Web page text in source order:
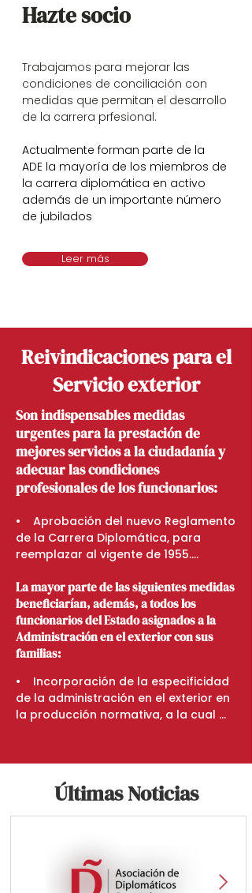
Hazte socio
Trabajamos para mejorar las
condiciones de conciliación con
medidas que permitan el desarrollo
de la carrera prfesional.
Actualmente forman parte de la
ADE la mayoría de los miembros de
la carrera diplomática en activo
además de un importante número
de jubilados
Leer más
Reivindicaciones para el
Servicio exterior
Son indispensables medidas
urgentes para la prestación de
mejores servicios a la ciudadanía y
adecuar las condiciones
profesionales de los funcionarios:
​​•    Aprobación del nuevo Reglamento
de la Carrera Diplomática, para
reemplazar al vigente de 1955.
•    Creación de unas 90 nuevas
plazas en el exterior: Cónsules
Generales Adjuntos en los
consulados donde no los hubiera; y
un tercer diplomático en las
embajador y un segundo.
•    Movilización de financiación:
La mayor parte de las siguientes medidas
beneficiarían, además, a todos los
funcionarios del Estado asignados a la
Administración en el exterior con sus
familias:
•    Incorporación de la especificidad
de la administración en el exterior en
la producción normativa, a la cual
Ley Función Pública; teletrabajo).
También en la planificación y planes
anuales (p.ej. de Igualdad).
indemnizaciones para la educación
de los hijos y homologación con la
Últimas Noticias